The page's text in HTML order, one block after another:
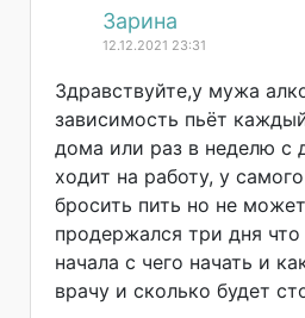
Зарина
12.12.2021 23:31
Здравствуйте,у мужа
зависимость пьёт
дома или раз в неделю с
ходит на работу, у
бросить пить но не
продержался три дня что
начала с чего начать и
врачу и сколько будет